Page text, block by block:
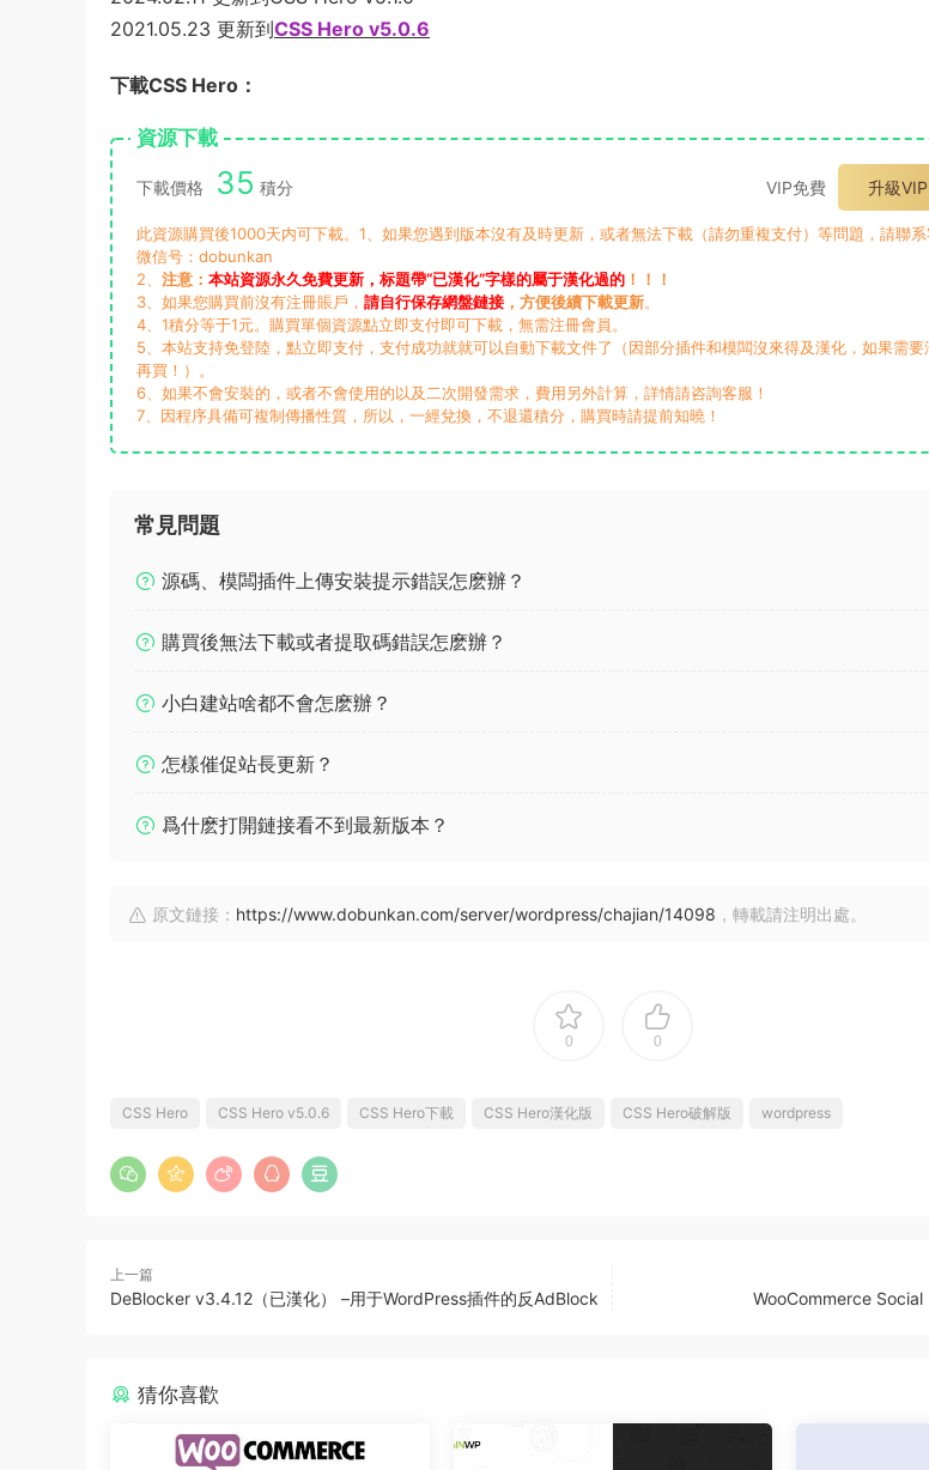
2021.05.23 更新到CSS Hero v5.0.6
下載CSS Hero：
資源下載
下載價格 35 積分 VIP免費 升級VIP
此資源購買後1000天内可下載。1、如果您遇到版本沒有及時更新，或者無法下載（請勿重複支付）等問題，請聯
微信号：dobunkan
2、 注意： 本站資源永久免費更新，标題帶“已漢化”字樣的屬于漢化過的 ！！！
3、如果您購買前沒有注冊賬戶， 請自行保存網盤鏈接 ，方便後續下載更新。
4、1積分等于1元。購買單個資源點立即支付即可下載，無需注冊會員。
5、本站支持免登陸，點立即支付，支付成功就就可以自動下載文件了（因部分插件和模闆沒來得及漢化，如果需
再買！）。
6、如果不會安裝的，或者不會使用的以及二次開發需求，費用另外計算，詳情請咨詢客服！
7、因程序具備可複制傳播性質，所以，一經兌換，不退還積分，購買時請提前知曉！
常見問題
源碼、模闆插件上傳安裝提示錯誤怎麽辦？
購買後無法下載或者提取碼錯誤怎麽辦？
小白建站啥都不會怎麽辦？
怎樣催促站長更新？
爲什麽打開鏈接看不到最新版本？
原文鏈接： https://www.dobunkan.com/server/wordpress/chajian/14098 ，轉載請注明出處。
0 0
CSS Hero CSS Hero v5.0.6 CSS Hero下載 CSS Hero漢化版 CSS Hero破解版 wordpress
上一篇
DeBlocker v3.4.12（已漢化） –用于WordPress插件的反AdBlock WooCommerce Social
猜你喜歡